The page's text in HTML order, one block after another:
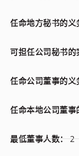
任命地方秘书的
可担任公司秘书
任命公司董事的
任命本地公司董
最低董事人数：2